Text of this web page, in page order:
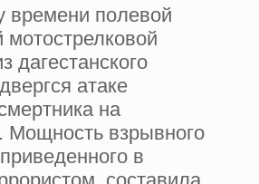
времени полевой
мотострелковой
дагестанского
атаке
на
Мощность взрывного
в